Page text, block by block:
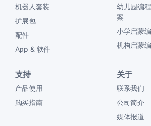
机器人套装
扩展包
配件
App & 软件
幼儿园编
案
小学启蒙
机构启蒙
支持
产品使用
购买指南
关于
联系我们
公司简介
媒体报道